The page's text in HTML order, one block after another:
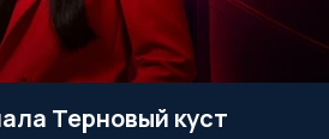
Терновый куст